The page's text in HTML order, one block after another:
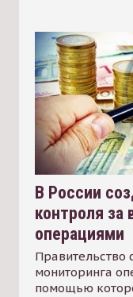
В России
контроля
операциями
Правительство
мониторинга
помощью